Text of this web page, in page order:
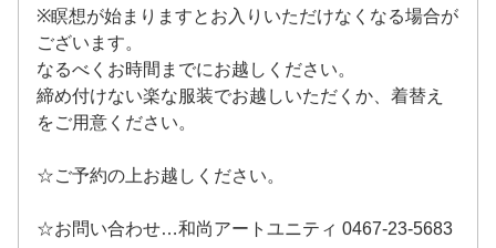
※瞑想が始まりますとお入りいただけなくなる場合が
ございます。
なるべくお時間までにお越しください。
締め付けない楽な服装でお越しいただくか、着替え
をご用意ください。
☆ご予約の上お越しください。
☆お問い合わせ…和尚アートユニティ 0467-23-5683